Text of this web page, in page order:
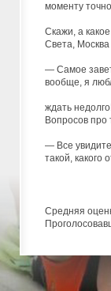
моменту
Скажи, а
Света, Москва
— Самое
вообще, я
ждать
Вопросов
— Все
такой, какого
Средняя